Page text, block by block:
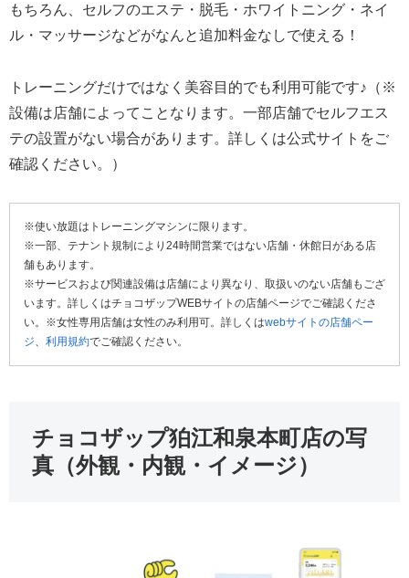
もちろん、セルフのエステ・脱毛・ホワイトニング・ネイ
ル・マッサージなどがなんと追加料金なしで使える！
トレーニングだけではなく美容目的でも利用可能です♪（※
設備は店舗によってことなります。一部店舗でセルフエス
テの設置がない場合があります。詳しくは公式サイトをご
確認ください。）
※使い放題はトレーニングマシンに限ります。
※一部、テナント規制により24時間営業ではない店舗・休館日がある店
舗もあります。
※サービスおよび関連設備は店舗により異なり、取扱いのない店舗もござ
います。詳しくはチョコザップWEBサイトの店舗ページでご確認くださ
い。※女性専用店舗は女性のみ利用可。詳しくはwebサイトの店舗ペー
ジ、 利用規約でご確認ください。
チョコザップ狛江和泉本町店の写
真（外観・内観・イメージ）